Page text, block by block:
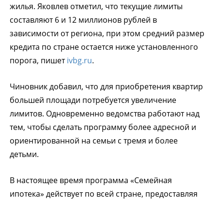
жилья. Яковлев отметил, что текущие лимиты
составляют 6 и 12 миллионов рублей в
зависимости от региона, при этом средний размер
кредита по стране остается ниже установленного
порога, пишетivbg.ru.
Чиновник добавил, что для приобретения квартир
большей площади потребуется увеличение
лимитов. Одновременно ведомства работают над
тем, чтобы сделать программу более адресной и
ориентированной на семьи с тремя и более
детьми.
В настоящее время программа «Семейная
ипотека» действует по всей стране, предоставляя